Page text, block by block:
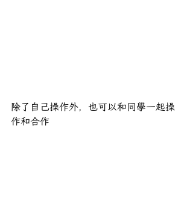
除了自己操作外，也可以和同學一起操
作和合作